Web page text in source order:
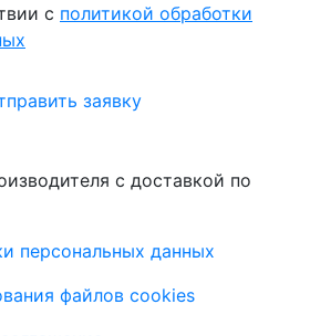
с политикой обработки
заявку
с доставкой по
персональных данных
файлов cookies